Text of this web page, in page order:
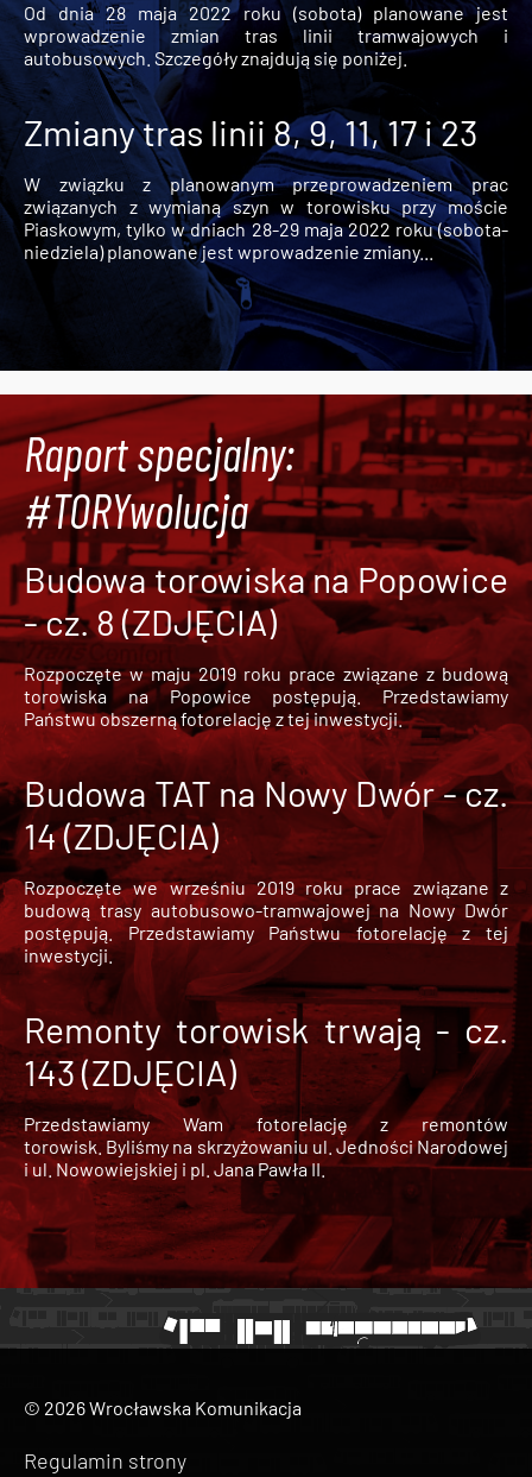
Od dnia 28 maja 2022 roku (sobota) planowane jest
wprowadzenie zmian tras linii tramwajowych i
autobusowych. Szczegóły znajdują się poniżej.
Zmiany tras linii 8, 9, 11, 17 i 23
W związku z planowanym przeprowadzeniem prac
związanych z wymianą szyn w torowisku przy moście
Piaskowym, tylko w dniach 28-29 maja 2022 roku (sobota-
niedziela) planowane jest wprowadzenie zmiany...
Raport specjalny:
#TORYwolucja
Budowa torowiska na Popowice
- cz. 8 (ZDJĘCIA)
Rozpoczęte w maju 2019 roku prace związane z budową
torowiska na Popowice
postępują. Przedstawiamy
Państwu obszerną fotorelację z tej inwestycji.
Budowa TAT na Nowy Dwór - cz.
14 (ZDJĘCIA)
Rozpoczęte we wrześniu 2019 roku prace związane z
budową trasy autobusowo-tramwajowej na Nowy Dwór
postępują. Przedstawiamy Państwu fotorelację z tej
inwestycji.
Remonty torowisk trwają - cz.
143 (ZDJĘCIA)
Przedstawiamy Wam fotorelację z remontów
torowisk. Byliśmy na skrzyżowaniu ul. Jedności Narodowej
i ul. Nowowiejskiej i pl. Jana Pawła II.
© 2026 Wrocławska Komunikacja
Regulamin strony